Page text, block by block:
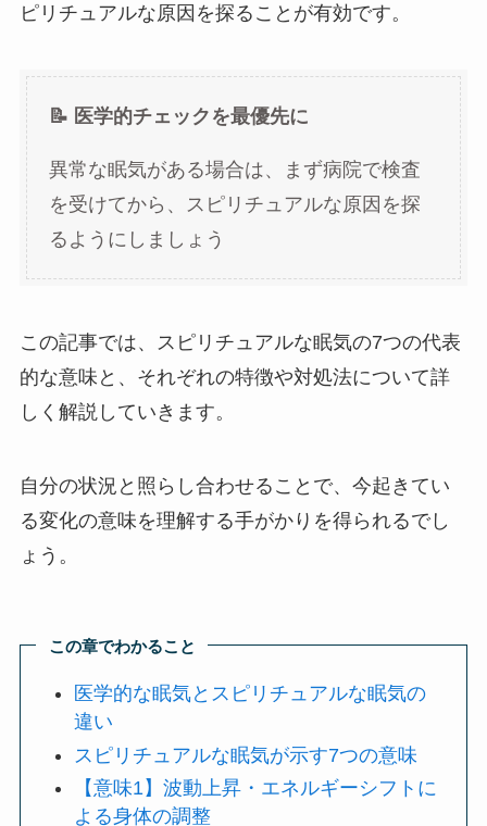
ピリチュアルな原因を探ることが有効です。
📝 医学的チェックを最優先に
異常な眠気がある場合は、まず病院で検査
を受けてから、スピリチュアルな原因を探
るようにしましょう
この記事では、スピリチュアルな眠気の7つの代表
的な意味と、それぞれの特徴や対処法について詳
しく解説していきます。
自分の状況と照らし合わせることで、今起きてい
る変化の意味を理解する手がかりを得られるでし
ょう。
この章でわかること
医学的な眠気とスピリチュアルな眠気の
違い
スピリチュアルな眠気が示す7つの意味
【意味1】波動上昇・エネルギーシフトに
よる身体の調整